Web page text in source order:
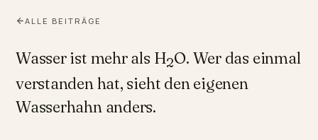
ALLE BEITRÄGE
Wasser ist mehr als H2O. Wer das einmal
verstanden hat, sieht den eigenen
Wasserhahn anders.